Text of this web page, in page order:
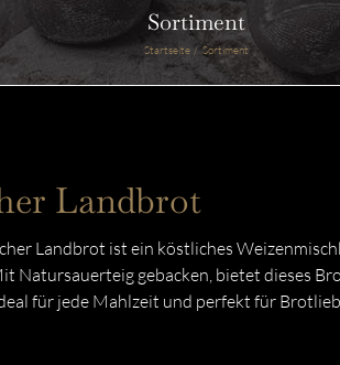
Sortiment
Startseite Sortiment
Landbrot
Landbrot ist ein köstliches
Natursauerteig gebacken, bietet dieses
für jede Mahlzeit und perfekt für